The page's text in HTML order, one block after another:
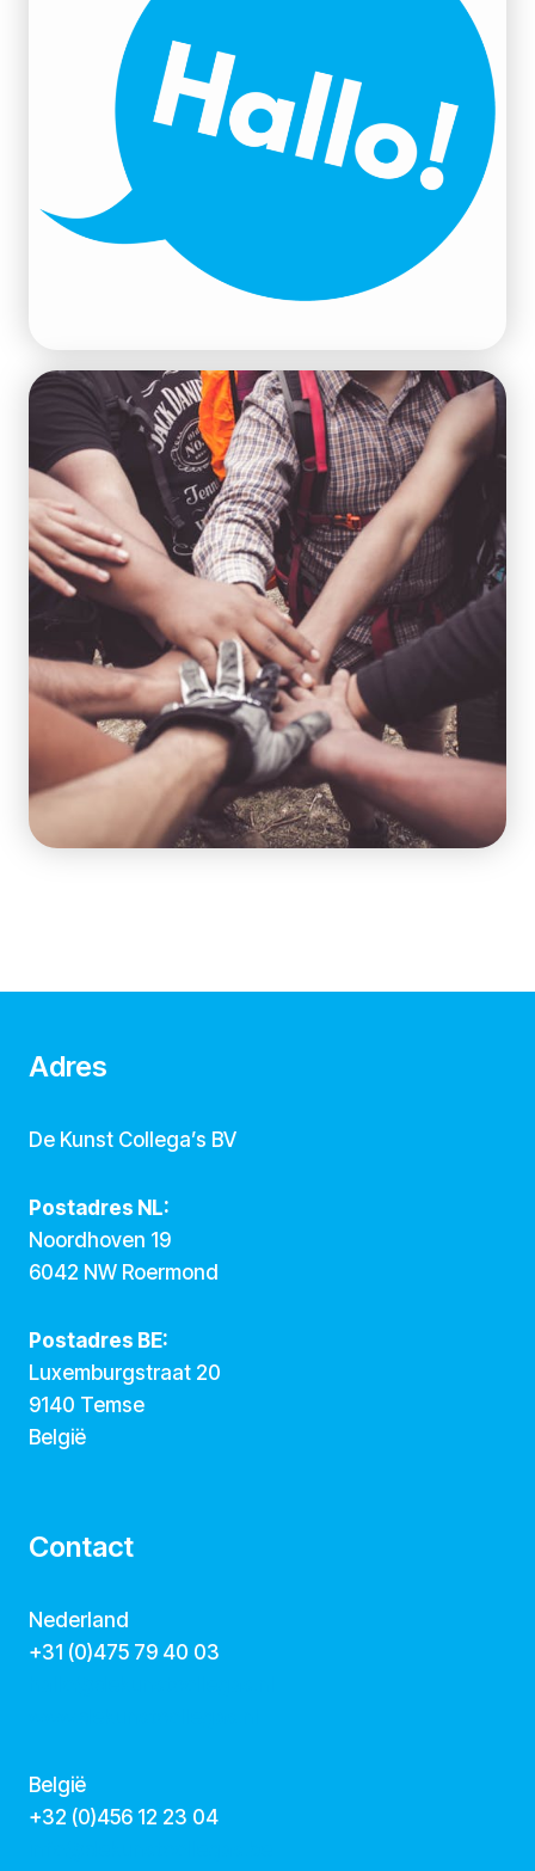
Adres
De Kunst Collega’s BV
Postadres NL:
Noordhoven 19
6042 NW Roermond
Postadres BE:
Luxemburgstraat 20
9140 Temse
België
Contact
Nederland
+31 (0)475 79 40 03
België
‭+32 (0)456 12 23 04‬